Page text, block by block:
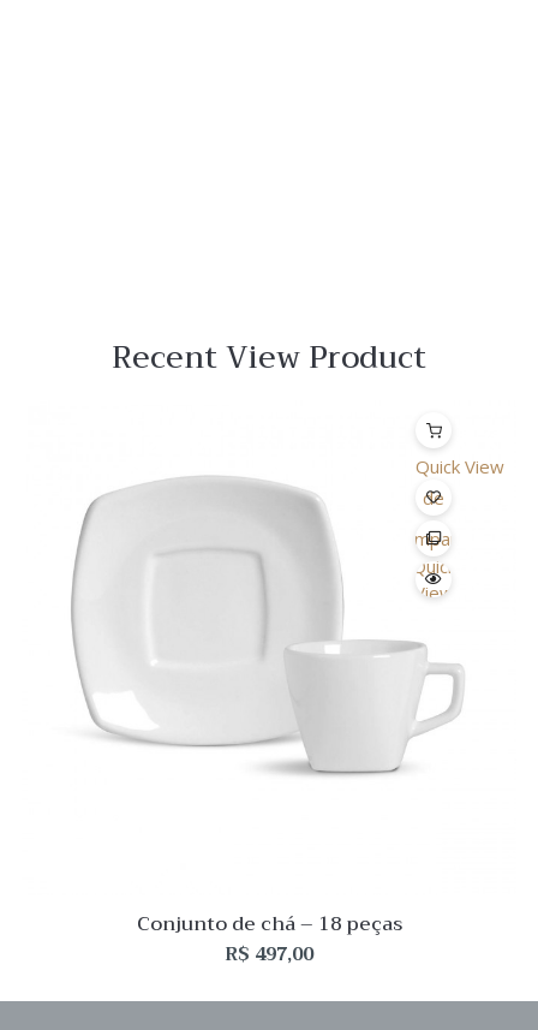
Recent View Product
Quick View
Lista
de
Desejo
Comparar
Quick
View
Conjunto de chá – 18 peças
R$ 497,00